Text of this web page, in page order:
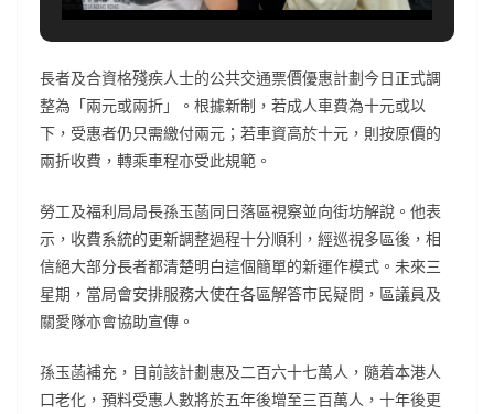
長者及合資格殘疾人士的公共交通票價優惠計劃今日正式調
整為「兩元或兩折」。根據新制，若成人車費為十元或以
下，受惠者仍只需繳付兩元；若車資高於十元，則按原價的
兩折收費，轉乘車程亦受此規範。
勞工及福利局局長孫玉菡同日落區視察並向街坊解說。他表
示，收費系統的更新調整過程十分順利，經巡視多區後，相
信絕大部分長者都清楚明白這個簡單的新運作模式。未來三
星期，當局會安排服務大使在各區解答市民疑問，區議員及
關愛隊亦會協助宣傳。
孫玉菡補充，目前該計劃惠及二百六十七萬人，隨着本港人
口老化，預料受惠人數將於五年後增至三百萬人，十年後更